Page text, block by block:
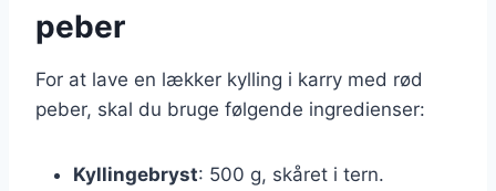
peber
For at lave en lækker kylling i karry med rød
peber, skal du bruge følgende ingredienser:
Kyllingebryst: 500 g, skåret i tern.